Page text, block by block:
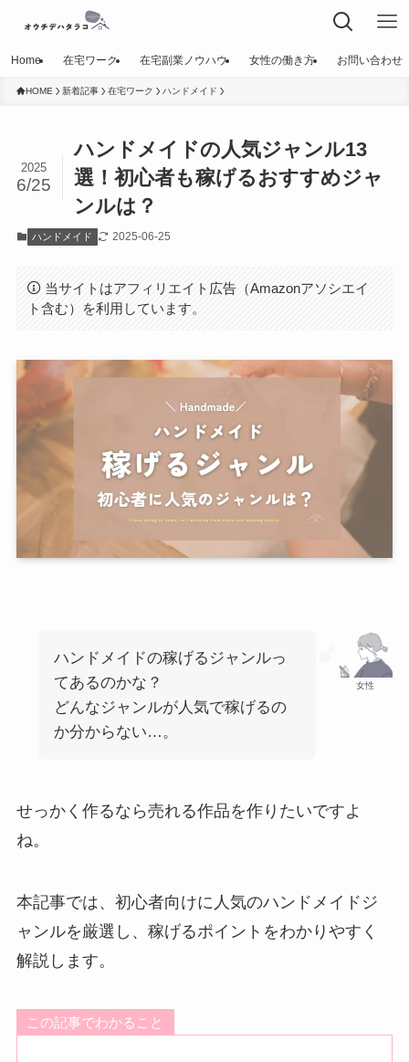
Home 在宅ワーク 在宅副業ノウハウ 女性の働き方 お問い合わせ
HOME 新着記事 在宅ワーク ハンドメイド
ハンドメイドの人気ジャンル13
選！初心者も稼げるおすすめジャ
ンルは？
2025
6/25
ハンドメイド 2025-06-25
当サイトはアフィリエイト広告（Amazonアソシエイ
ト含む）を利用しています。
女性
ハンドメイドの稼げるジャンルっ
てあるのかな？
どんなジャンルが人気で稼げるの
か分からない…。
せっかく作るなら売れる作品を作りたいですよ
ね。
本記事では、初心者向けに人気のハンドメイドジ
ャンルを厳選し、稼げるポイントをわかりやすく
解説します。
この記事でわかること